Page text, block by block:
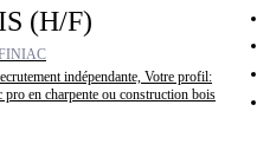
(H/F)
indépendante, Votre profil:
en charpente ou construction bois